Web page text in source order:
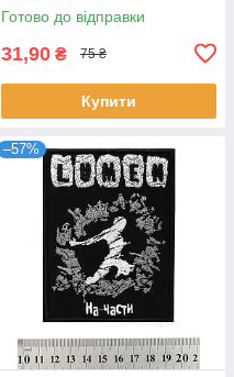
Готово до відправки
31,90 ₴ 75 ₴
Купити
–57%